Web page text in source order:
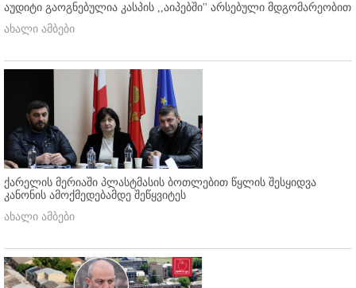
აუდიტი გაოგნებულია კასპის ,,აიპებში'' არსებული მდგომარეობით
ახალი ამბები
ქარელის მერიაში პლასტმასის ბოთლებით წყლის შესყიდვა
კანონის ამოქმედებამდე შეწყვიტეს
ახალი ამბები